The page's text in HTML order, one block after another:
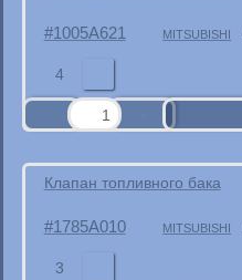
1005A621 MITSUBISHI
4
Клапан топливного бака
1785A010 MITSUBISHI
3